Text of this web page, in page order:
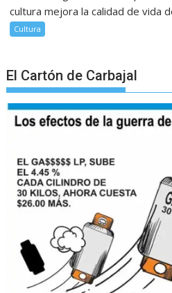
cultura mejora la calidad de vida
Cultura
El Cartón de Carbajal